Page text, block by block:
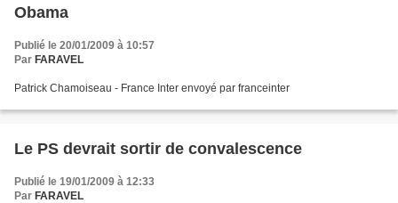
Obama
Publié le 20/01/2009 à 10:57
Par FARAVEL
Patrick Chamoiseau - France Inter envoyé par franceinter
Le PS devrait sortir de convalescence
Publié le 19/01/2009 à 12:33
Par FARAVEL